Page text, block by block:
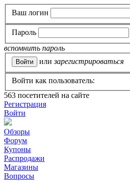
Ваш логин
Пароль
вспомнить пароль
или зарегистрироваться
Войти как пользователь:
563 посетителей на сайте
Регистрация
Войти
Обзоры
Форум
Купоны
Распродажи
Магазины
Вопросы